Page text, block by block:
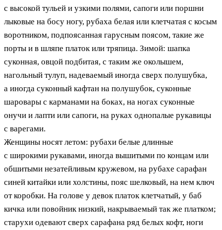
с высокой тульей и узкими полями, сапоги или поршни
лыковые на босу ногу, рубаха белая или клетчатая с косым
воротником, подпоясанная гарусным поясом, такие же
порты и в шляпе платок или тряпица. Зимой: шапка
суконная, овцой подбитая, с таким же околышем,
нагольный тулуп, надеваемый иногда сверх полушубка,
а иногда суконный кафтан на полушубок, суконные
шаровары с карманами на боках, на ногах суконные
онучи и лапти или сапоги, на руках однопалые рукавицы
с варегами.
Женщины носят летом: рубахи белые длинные
с широкими рукавами, иногда вышитыми по концам или
обшитыми незатейливым кружевом, на рубахе сарафан
синей китайки или холстины, пояс шелковый, на нем ключ
от коробки. На голове у девок платок клетчатый, у баб
кичка или повойник низкий, накрываемый так же платком;
старухи одевают сверх сарафана ряд белых кофт, ноги